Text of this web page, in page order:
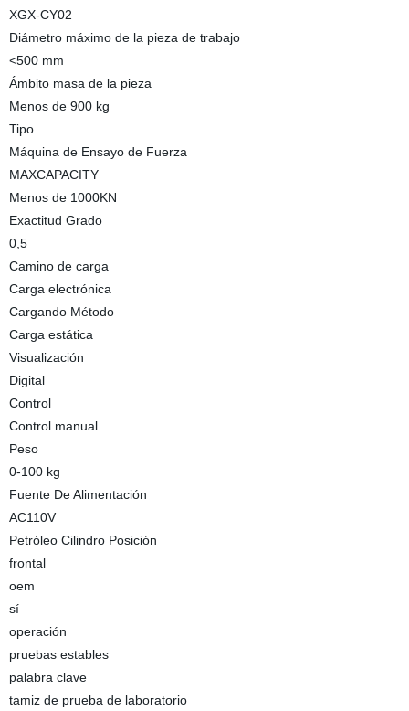
XGX-CY02
Diámetro máximo de la pieza de trabajo
<500 mm
Ámbito masa de la pieza
Menos de 900 kg
Tipo
Máquina de Ensayo de Fuerza
MAXCAPACITY
Menos de 1000KN
Exactitud Grado
0,5
Camino de carga
Carga electrónica
Cargando Método
Carga estática
Visualización
Digital
Control
Control manual
Peso
0-100 kg
Fuente De Alimentación
AC110V
Petróleo Cilindro Posición
frontal
oem
sí
operación
pruebas estables
palabra clave
tamiz de prueba de laboratorio